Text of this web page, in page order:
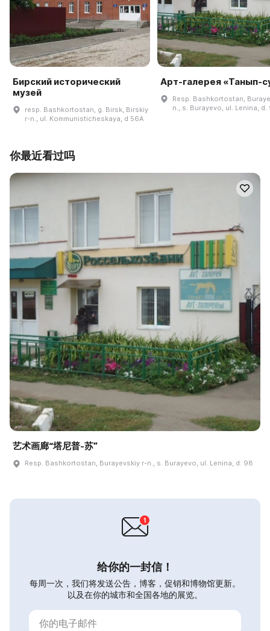
Бирский исторический
музей
resp. Bashkortostan, g. Birsk, Birskiy
r-n., ul. Kommunisticheskaya, d 56A
Арт-галерея «Танып-
Resp. Bashkortostan,
n., s. Burayevo, ul. Lenina, d.
你最近看过吗
艺术画廊“塔尼普-苏”
Resp. Bashkortostan, Burayevskiy r-n., s. Burayevo, ul. Lenina, d. 98
给你的一封信！
每周一次，我们将发送公告，博客，促销和博物馆更新。
以及在你的城市和全国各地的展览。